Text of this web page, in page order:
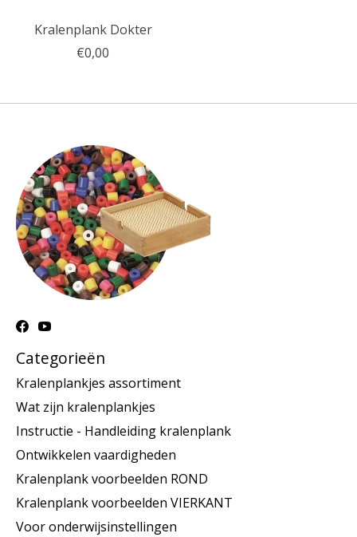
Kralenplank Dokter
€0,00
Categorieën
Kralenplankjes assortiment
Wat zijn kralenplankjes
Instructie - Handleiding kralenplank
Ontwikkelen vaardigheden
Kralenplank voorbeelden ROND
Kralenplank voorbeelden VIERKANT
Voor onderwijsinstellingen